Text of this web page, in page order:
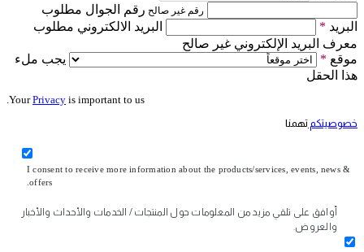
رقم غير صالح رقم الجوال مطلوب
البريد *
البريد الالكتروني مطلوب
معرف البريد الإلكتروني غير صالح
موقع *
يجب ملء
هذا الحقل
YourPrivacy is important to us.
خصوصيتكم تهمنا
I consent to receive more information about the products/services, events, news &
offers.
أوافق على تلقي مزيد من المعلومات حول المنتجات / الخدمات والأحداث والأخبار
والعروض.